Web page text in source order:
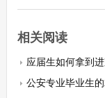
相关阅读
应届生如何拿到
公安专业毕业生